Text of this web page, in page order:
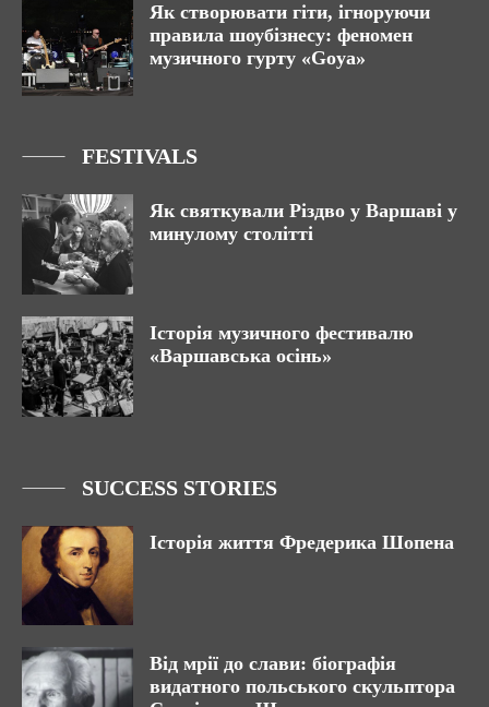
Як створювати гіти, ігноруючи
правила шоубізнесу: феномен
музичного гурту «Goya»
FESTIVALS
Як святкували Різдво у Варшаві у
минулому столітті
Історія музичного фестивалю
«Варшавська осінь»
SUCCESS STORIES
Історія життя Фредерика Шопена
Від мрії до слави: біографія
видатного польського скульптора